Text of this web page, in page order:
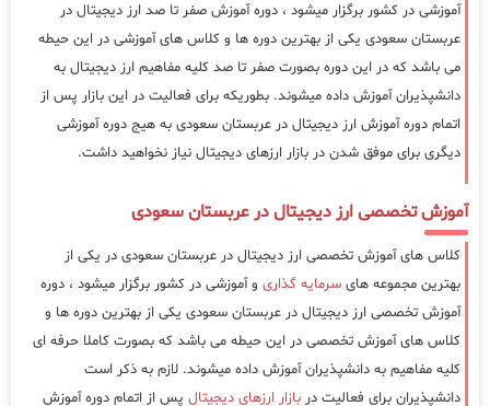
آموزشی در کشور برگزار میشود ، دوره آموزش صفر تا صد ارز دیجیتال در
عربستان سعودی یکی از بهترین دوره ها و کلاس های آموزشی در این حیطه
می باشد که در این دوره بصورت صفر تا صد کلیه مفاهیم ارز دیجیتال به
دانشپذیران آموزش داده میشوند. بطوریکه برای فعالیت در این بازار پس از
اتمام دوره آموزش ارز دیجیتال در عربستان سعودی به هیج دوره آموزشی
دیگری برای موفق شدن در بازار ارزهای دیجیتال نیاز نخواهید داشت.
آموزش تخصصی ارز دیجیتال در عربستان سعودی
کلاس های آموزش تخصصی ارز دیجیتال در عربستان سعودی در یکی از
بهترین مجموعه های سرمایه گذاری و آموزشی در کشور برگزار میشود ، دوره
آموزش تخصصی ارز دیجیتال در عربستان سعودی یکی از بهترین دوره ها و
کلاس های آموزش تخصصی در این حیطه می باشد که بصورت کاملا حرفه ای
کلیه مفاهیم به دانشپذیران آموزش داده میشوند. لازم به ذکر است
دانشپذیران برای فعالیت در بازار ارزهای دیجیتال پس از اتمام دوره آموزش